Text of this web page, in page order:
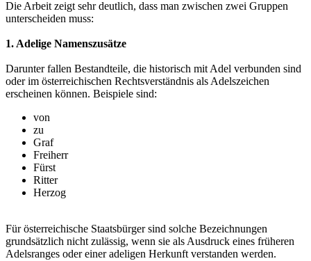
Die Arbeit zeigt sehr deutlich, dass man zwischen zwei Gruppen
unterscheiden muss:
1. Adelige Namenszusätze
Darunter fallen Bestandteile, die historisch mit Adel verbunden sind
oder im österreichischen Rechtsverständnis als Adelszeichen
erscheinen können. Beispiele sind:
von
zu
Graf
Freiherr
Fürst
Ritter
Herzog
Für österreichische Staatsbürger sind solche Bezeichnungen
grundsätzlich nicht zulässig, wenn sie als Ausdruck eines früheren
Adelsranges oder einer adeligen Herkunft verstanden werden.